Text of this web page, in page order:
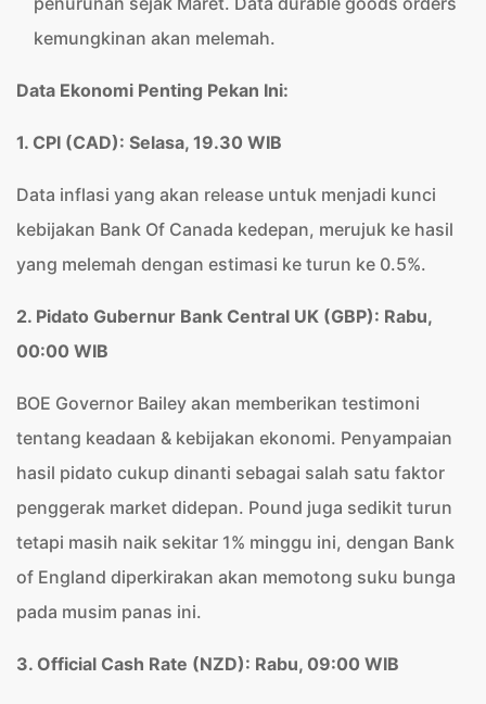
kemungkinan akan melemah.
Data Ekonomi Penting Pekan Ini:
1. CPI (CAD): Selasa, 19.30 WIB
Data inflasi yang akan release untuk menjadi kunci
kebijakan Bank Of Canada kedepan, merujuk ke hasil
yang melemah dengan estimasi ke turun ke 0.5%.
2. Pidato Gubernur Bank Central UK (GBP): Rabu,
00:00 WIB
BOE Governor Bailey akan memberikan testimoni
tentang keadaan & kebijakan ekonomi. Penyampaian
hasil pidato cukup dinanti sebagai salah satu faktor
penggerak market didepan. Pound juga sedikit turun
tetapi masih naik sekitar 1% minggu ini, dengan Bank
of England diperkirakan akan memotong suku bunga
pada musim panas ini.
3. Official Cash Rate (NZD): Rabu, 09:00 WIB